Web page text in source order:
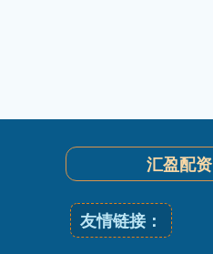
汇盈配资
友情链接：